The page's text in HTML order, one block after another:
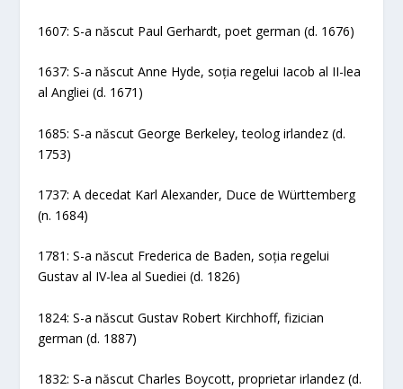
1607: S-a născut Paul Gerhardt, poet german (d. 1676)
1637: S-a născut Anne Hyde, soția regelui Iacob al II-lea
al Angliei (d. 1671)
1685: S-a născut George Berkeley, teolog irlandez (d.
1753)
1737: A decedat Karl Alexander, Duce de Württemberg
(n. 1684)
1781: S-a născut Frederica de Baden, soția regelui
Gustav al IV-lea al Suediei (d. 1826)
1824: S-a născut Gustav Robert Kirchhoff, fizician
german (d. 1887)
1832: S-a născut Charles Boycott, proprietar irlandez (d.